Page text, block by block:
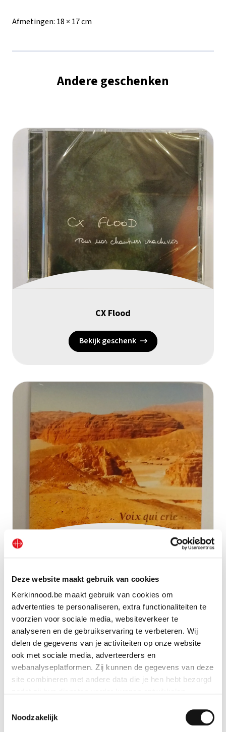
Deze website maakt gebruik van cookies
Kerkinnood.be maakt gebruik van cookies om
advertenties te personaliseren, extra functionaliteiten te
voorzien voor sociale media, websiteverkeer te
analyseren en de gebruikservaring te verbeteren. Wij
delen de gegevens van je activiteiten op onze website
ook met sociale media, adverteerders en
webanalyseplatformen. Zij kunnen de gegevens van deze
site combineren met andere data die je hen hebt bezorgd
Indien je dat toestaat, kunnen wij of onze partners onder
Noodzakelijk
Afmetingen: 18 × 17 cm
Andere geschenken
CX Flood
Bekijk geschenk
Bekijk geschenk